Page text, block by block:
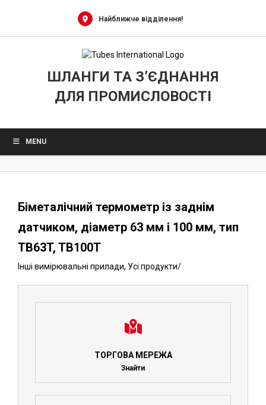
Найближче відділення!
ШЛАНГИ ТА З’ЄДНАННЯ
ДЛЯ ПРОМИСЛОВОСТІ
MENU
Біметалічний термометр із заднім
датчиком, діаметр 63 мм і 100 мм, тип
TB63T, TB100T
Інші вимірювальні прилади, Усі продукти/
ТОРГОВА МЕРЕЖА
Знайти